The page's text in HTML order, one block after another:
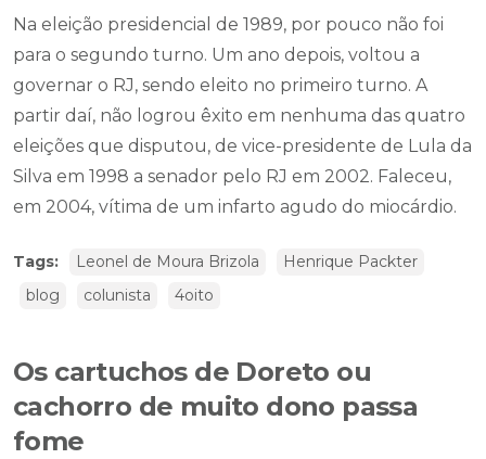
Na eleição presidencial de 1989, por pouco não foi
para o segundo turno. Um ano depois, voltou a
governar o RJ, sendo eleito no primeiro turno. A
partir daí, não logrou êxito em nenhuma das quatro
eleições que disputou, de vice-presidente de Lula da
Silva em 1998 a senador pelo RJ em 2002. Faleceu,
em 2004, vítima de um infarto agudo do miocárdio.
Tags: Leonel de Moura Brizola
Henrique Packter
blog
colunista 4oito
Os cartuchos de Doreto ou
cachorro de muito dono passa
fome